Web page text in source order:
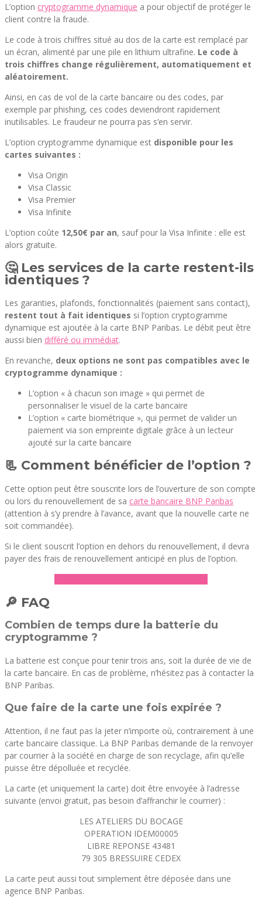
L’option cryptogramme dynamique a pour objectif de protéger le
client contre la fraude.
Le code à trois chiffres situé au dos de la carte est remplacé par
un écran, alimenté par une pile en lithium ultrafine. Le code à
trois chiffres change régulièrement, automatiquement et
aléatoirement.
Ainsi, en cas de vol de la carte bancaire ou des codes, par
exemple par phishing, ces codes deviendront rapidement
inutilisables. Le fraudeur ne pourra pas s’en servir.
L’option cryptogramme dynamique est disponible pour les
cartes suivantes :
Visa Origin
Visa Classic
Visa Premier
Visa Infinite
L’option coûte 12,50€ par an, sauf pour la Visa Infinite : elle est
alors gratuite.
🤔 Les services de la carte restent-ils
identiques ?
Les garanties, plafonds, fonctionnalités (paiement sans contact),
restent tout à fait identiques si l’option cryptogramme
dynamique est ajoutée à la carte BNP Paribas. Le débit peut être
aussi bien différé ou immédiat.
En revanche, deux options ne sont pas compatibles avec le
cryptogramme dynamique :
L’option « à chacun son image » qui permet de
personnaliser le visuel de la carte bancaire
L’option « carte biométrique », qui permet de valider un
paiement via son empreinte digitale grâce à un lecteur
ajouté sur la carte bancaire
📃 Comment bénéficier de l’option ?
Cette option peut être souscrite lors de l’ouverture de son compte
ou lors du renouvellement de sa carte bancaire BNP Paribas
(attention à s’y prendre à l’avance, avant que la nouvelle carte ne
soit commandée).
Si le client souscrit l’option en dehors du renouvellement, il devra
payer des frais de renouvellement anticipé en plus de l’option.
🔎 FAQ
Combien de temps dure la batterie du
cryptogramme ?
La batterie est conçue pour tenir trois ans, soit la durée de vie de
la carte bancaire. En cas de problème, n’hésitez pas à contacter la
BNP Paribas.
Que faire de la carte une fois expirée ?
Attention, il ne faut pas la jeter n’importe où, contrairement à une
carte bancaire classique. La BNP Paribas demande de la renvoyer
par courrier à la société en charge de son recyclage, afin qu’elle
puisse être dépolluée et recyclée.
La carte (et uniquement la carte) doit être envoyée à l’adresse
suivante (envoi gratuit, pas besoin d’affranchir le courrier) :
LES ATELIERS DU BOCAGE
OPERATION IDEM00005
LIBRE REPONSE 43481
79 305 BRESSUIRE CEDEX
La carte peut aussi tout simplement être déposée dans une
agence BNP Paribas.